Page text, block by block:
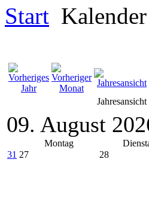
Start Kalender
Jahresansicht
09. August
Montag
31 27 28